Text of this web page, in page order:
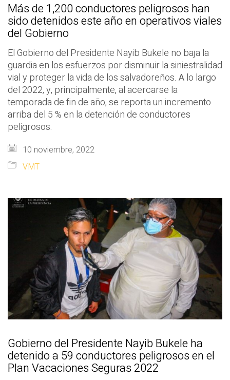
Más de 1,200 conductores peligrosos han
sido detenidos este año en operativos viales
del Gobierno
El Gobierno del Presidente Nayib Bukele no baja la
guardia en los esfuerzos por disminuir la siniestralidad
vial y proteger la vida de los salvadoreños. A lo largo
del 2022, y, principalmente, al acercarse la
temporada de fin de año, se reporta un incremento
arriba del 5 % en la detención de conductores
peligrosos.
10 noviembre, 2022
VMT
Gobierno del Presidente Nayib Bukele ha
detenido a 59 conductores peligrosos en el
Plan Vacaciones Seguras 2022